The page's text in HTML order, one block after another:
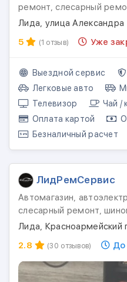
ремонт, слесарный
Лида, улица Александра
5
(1 отзыв) Уже
Выездной сервис
Легковые авто
Телевизор
Чай /
Оплата картой
Безналичный расчет
ЛидРемСервис
Автомагазин,
слесарный ремонт,
Лида, Красноармейский
2.8
(30 отзывов) До